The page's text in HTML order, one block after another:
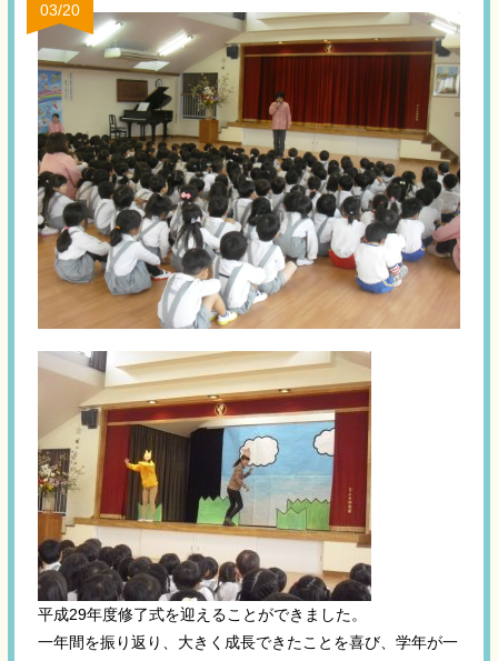
03/20
平成29年度修了式を迎えることができました。
一年間を振り返り、大きく成長できたことを喜び、学年が一